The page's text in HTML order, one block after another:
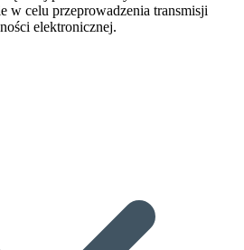
w celu przeprowadzenia transmisji
elektronicznej.